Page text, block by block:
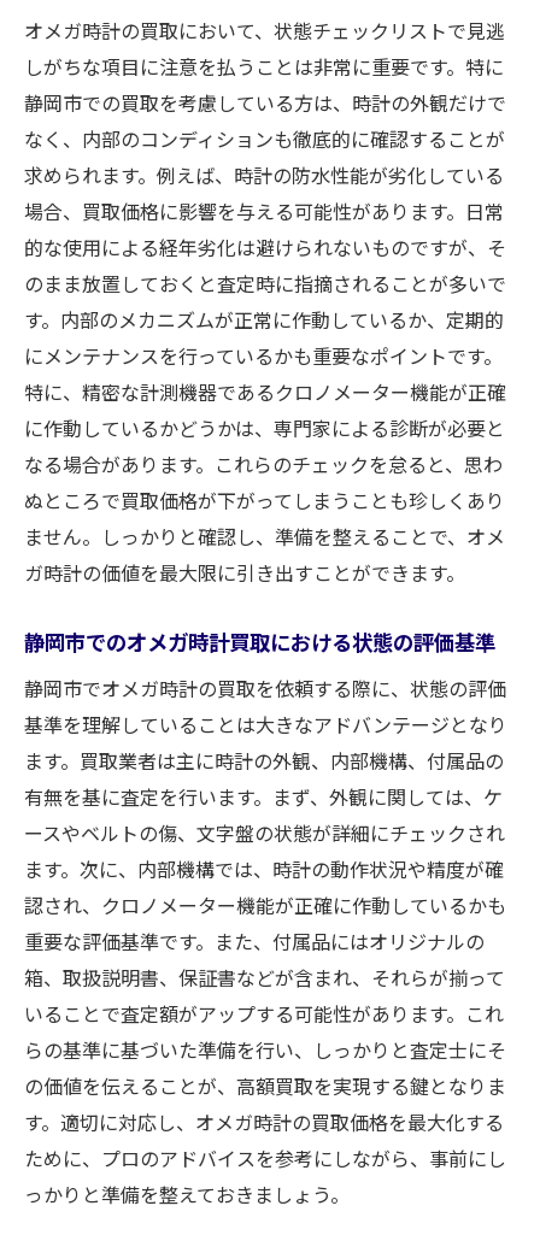
オメガ時計の買取において、状態チェックリストで見逃
しがちな項目に注意を払うことは非常に重要です。特に
静岡市での買取を考慮している方は、時計の外観だけで
なく、内部のコンディションも徹底的に確認することが
求められます。例えば、時計の防水性能が劣化している
場合、買取価格に影響を与える可能性があります。日常
的な使用による経年劣化は避けられないものですが、そ
のまま放置しておくと査定時に指摘されることが多いで
す。内部のメカニズムが正常に作動しているか、定期的
にメンテナンスを行っているかも重要なポイントです。
特に、精密な計測機器であるクロノメーター機能が正確
に作動しているかどうかは、専門家による診断が必要と
なる場合があります。これらのチェックを怠ると、思わ
ぬところで買取価格が下がってしまうことも珍しくあり
ません。しっかりと確認し、準備を整えることで、オメ
ガ時計の価値を最大限に引き出すことができます。
静岡市でのオメガ時計買取における状態の評価基準
静岡市でオメガ時計の買取を依頼する際に、状態の評価
基準を理解していることは大きなアドバンテージとなり
ます。買取業者は主に時計の外観、内部機構、付属品の
有無を基に査定を行います。まず、外観に関しては、ケ
ースやベルトの傷、文字盤の状態が詳細にチェックされ
ます。次に、内部機構では、時計の動作状況や精度が確
認され、クロノメーター機能が正確に作動しているかも
重要な評価基準です。また、付属品にはオリジナルの
箱、取扱説明書、保証書などが含まれ、それらが揃って
いることで査定額がアップする可能性があります。これ
らの基準に基づいた準備を行い、しっかりと査定士にそ
の価値を伝えることが、高額買取を実現する鍵となりま
す。適切に対応し、オメガ時計の買取価格を最大化する
ために、プロのアドバイスを参考にしながら、事前にし
っかりと準備を整えておきましょう。